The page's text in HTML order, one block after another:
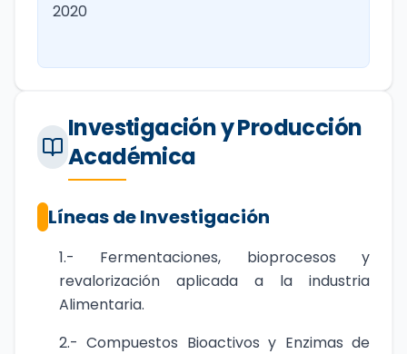
2020
Investigación y Producción
Académica
Líneas de Investigación
1.- Fermentaciones, bioprocesos y
revalorización aplicada a la industria
Alimentaria.
2.- Compuestos Bioactivos y Enzimas de